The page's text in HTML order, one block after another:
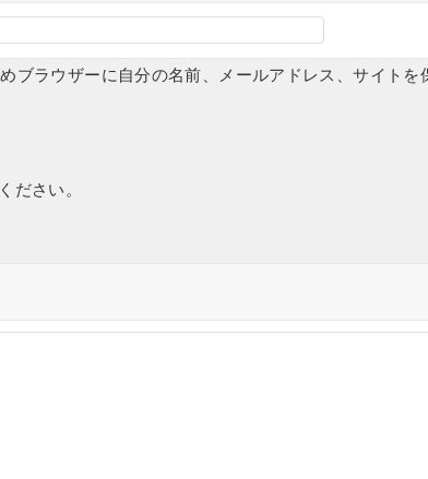
ブラウザーに自分の名前、メールアドレス、サイトを
ださい。